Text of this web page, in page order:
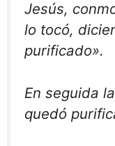
Jesús,
lo tocó,
purificado».
En seguida
quedó